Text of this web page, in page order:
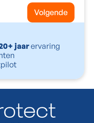
Volgende
jaarervaring